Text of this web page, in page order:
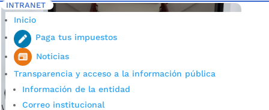
INTRANET
Inicio
Paga tus impuestos
Noticias
Transparencia y acceso a la información pública
Información de la entidad
Correo institucional
Inicio 5 Etiqueta: Consejo de Seguridad Metropolitano